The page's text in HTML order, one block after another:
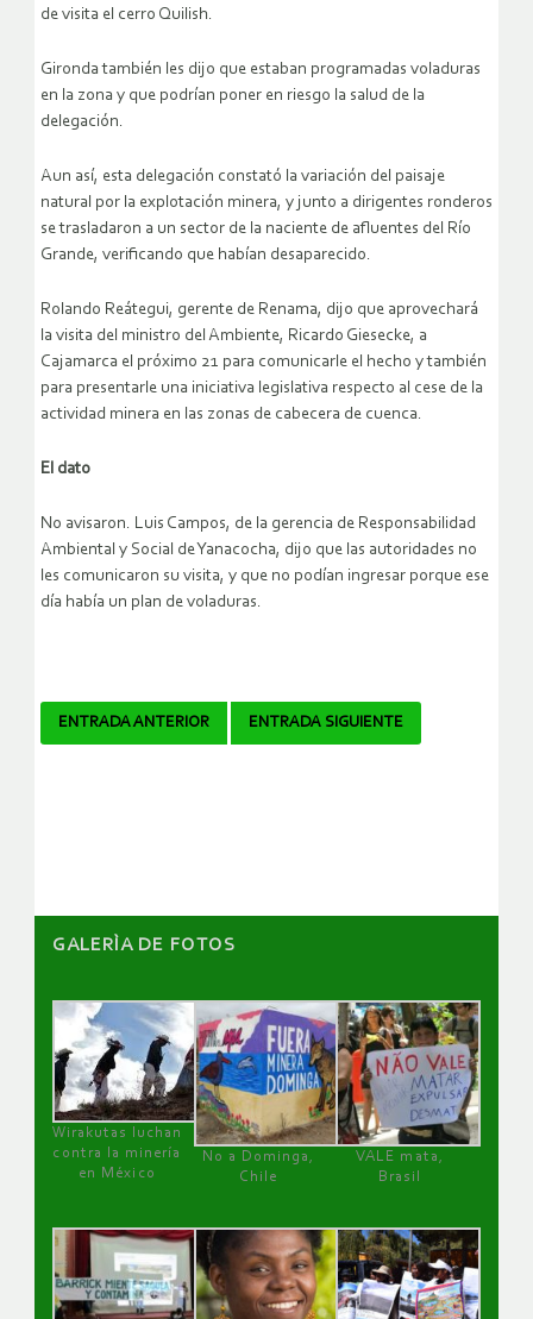
de visita el cerro Quilish.
Gironda también les dijo que estaban programadas voladuras
en la zona y que podrían poner en riesgo la salud de la
delegación.
Aun así, esta delegación constató la variación del paisaje
natural por la explotación minera, y junto a dirigentes ronderos
se trasladaron a un sector de la naciente de afluentes del Río
Grande, verificando que habían desaparecido.
Rolando Reátegui, gerente de Renama, dijo que aprovechará
la visita del ministro del Ambiente, Ricardo Giesecke, a
Cajamarca el próximo 21 para comunicarle el hecho y también
para presentarle una iniciativa legislativa respecto al cese de la
actividad minera en las zonas de cabecera de cuenca.
El dato
No avisaron. Luis Campos, de la gerencia de Responsabilidad
Ambiental y Social de Yanacocha, dijo que las autoridades no
les comunicaron su visita, y que no podían ingresar porque ese
día había un plan de voladuras.
Navegador
ENTRADA ANTERIOR ENTRADA SIGUIENTE
GALERÌA DE FOTOS
Wirakutas luchan
contra la minería
en México
No a Dominga,
Chile
VALE mata,
Brasil